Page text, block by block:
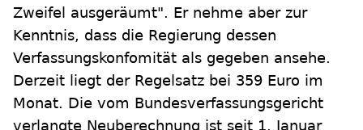
Zweifel ausgeräumt". Er nehme aber zur
Kenntnis, dass die Regierung dessen
Verfassungskonfomität als gegeben ansehe.
Derzeit liegt der Regelsatz bei 359 Euro im
Monat. Die vom Bundesverfassungsgericht
verlangte Neuberechnung ist seit 1. Januar